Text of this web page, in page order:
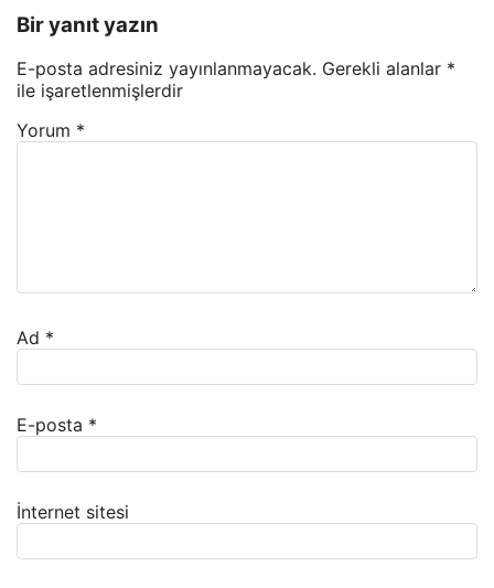
Bir yanıt yazın
E-posta adresiniz yayınlanmayacak. Gerekli alanlar *
ile işaretlenmişlerdir
Yorum *
Ad *
E-posta *
İnternet sitesi